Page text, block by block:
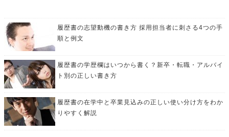
履歴書の志望動機の書き方 採用担当者に刺さる4つの手
順と例文
履歴書の学歴欄はいつから書く？新卒・転職・アルバイ
ト別の正しい書き方
履歴書の在学中と卒業見込みの正しい使い分け方をわか
りやすく解説